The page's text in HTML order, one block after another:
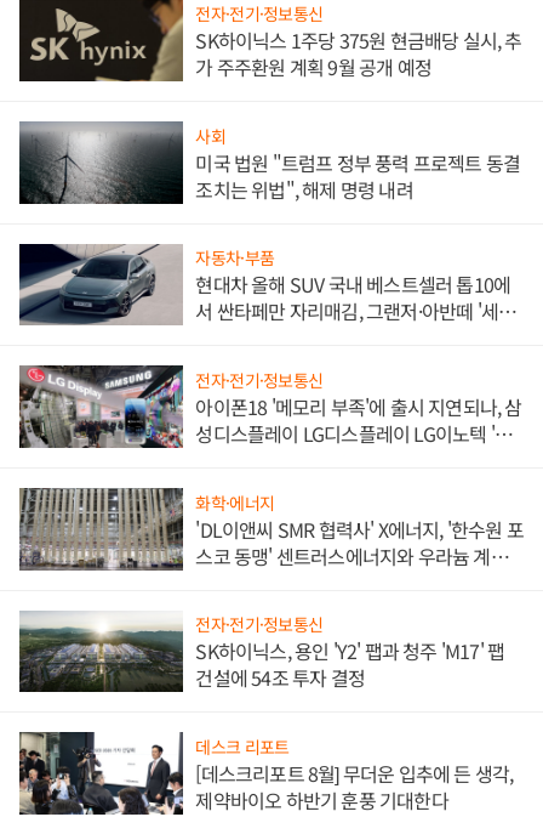
전자·전기·정보통신
SK하이닉스 1주당 375원 현금배당 실시, 추
가 주주환원 계획 9월 공개 예정
사회
미국 법원 "트럼프 정부 풍력 프로젝트 동결
조치는 위법", 해제 명령 내려
자동차·부품
현대차 올해 SUV 국내 베스트셀러 톱10에
서 싼타페만 자리매김, 그랜저·아반떼 '세단
전자·전기·정보통신
아이폰18 '메모리 부족'에 출시 지연되나, 삼
성디스플레이 LG디스플레이 LG이노텍 '탈
화학·에너지
'DL이앤씨 SMR 협력사' X에너지, '한수원 포
스코 동맹' 센트러스에너지와 우라늄 계약
전자·전기·정보통신
SK하이닉스, 용인 'Y2' 팹과 청주 'M17' 팹
건설에 54조 투자 결정
데스크 리포트
[데스크리포트 8월] 무더운 입추에 든 생각,
제약바이오 하반기 훈풍 기대한다